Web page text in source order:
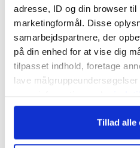
adresse, ID og din browser
marketingformål. Disse
samarbejdspartnere, der
på din enhed for at vise dig
tilpasset indhold, foretage
lave
persondatapolitik. Du kan
tilbage eller ændre
"Cookiedeklaration", eller
Tillad alle
Alt for mange
pensionsmægleren og
firmapensioner direkte i
skal der nu laves om på,
største pensionsmæglere
Det handler om udbud